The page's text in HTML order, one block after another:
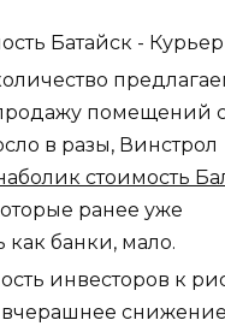
Батайск -
помещений
в разы, Винстрол
стоимость
ранее уже
как банки, мало.
инвесторов к
вчерашнее снижение